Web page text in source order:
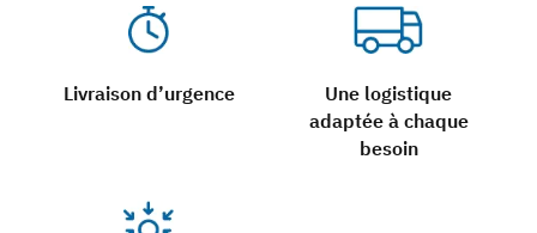
Livraison d’urgence
Une logistique
adaptée à chaque
besoin